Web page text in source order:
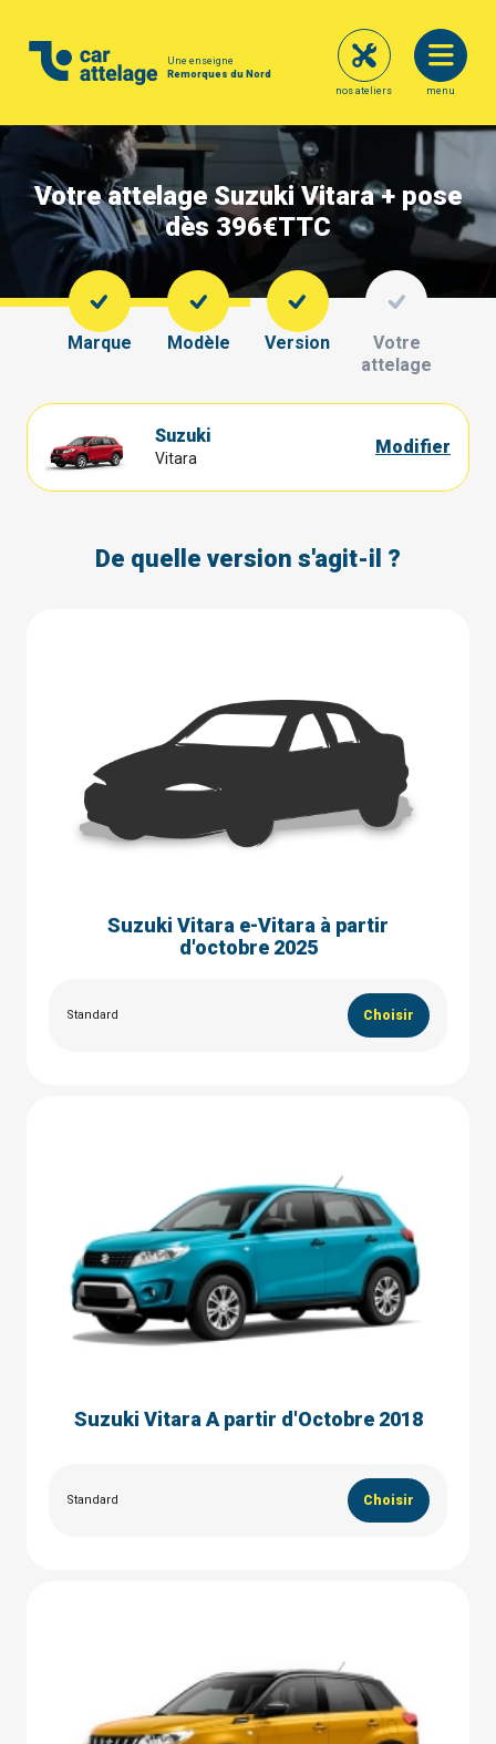
Une enseigne
Remorques du Nord
menu
nos ateliers
Votre attelage Suzuki Vitara + pose
dès 396€TTC
Marque Modèle Version
Votre
attelage
Suzuki
Vitara
Modifier
De quelle version s'agit-il ?
Suzuki Vitara e-Vitara à partir
d'octobre 2025
Standard Choisir
Suzuki Vitara A partir d'Octobre 2018
Standard Choisir